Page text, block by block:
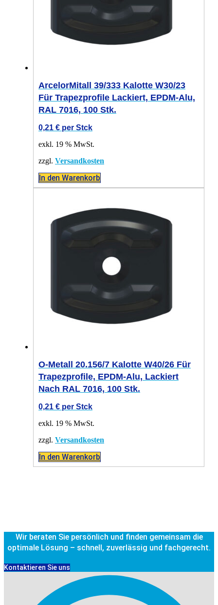
ArcelorMitall 39/333 Kalotte W30/23
Für Trapezprofile Lackiert, EPDM-Alu,
RAL 7016, 100 Stk.
0,21 € per Stck
exkl. 19 % MwSt.
zzgl. Versandkosten
In den Warenkorb
O-Metall 20.156/7 Kalotte W40/26 Für
Trapezprofile, EPDM-Alu, Lackiert
Nach RAL 7016, 100 Stk.
0,21 € per Stck
exkl. 19 % MwSt.
zzgl. Versandkosten
In den Warenkorb
Wir beraten Sie persönlich und finden gemeinsam die
optimale Lösung – schnell, zuverlässig und fachgerecht.
Kontaktieren Sie uns